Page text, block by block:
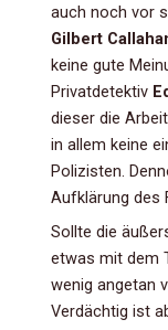
auch noch vor
Gilbert
keine gute
Privatdetektiv
dieser die
in allem keine
Polizisten.
Aufklärung des
Sollte die
etwas mit dem
wenig angetan
Verdächtig ist